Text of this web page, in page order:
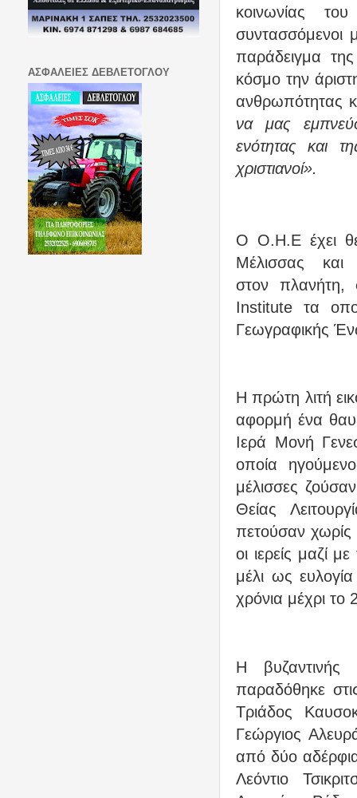
κοινωνίας
συντασσόμενοι
παράδειγμα
κόσμο την
ανθρωπότητας
να μας
ενότητας και
χριστιανοί».
Ο Ο.Η.Ε έχει
Μέλισσας και
στον
Institute τα
Γεωγραφικής
Η πρώτη λιτή
αφορμή ένα
Ιερά Μονή
οποία
μέλισσες
Θείας
πετούσαν χωρίς
οι ιερείς μαζί
μέλι ως
χρόνια μέχρι το
Η βυζαντινής
παραδόθηκε
Τριάδος
Γεώργιος
από δύο
Λεόντιο
ΑΣΦΑΛΕΙΕΣ ΔΕΒΛΕΤΟΓΛΟΥ